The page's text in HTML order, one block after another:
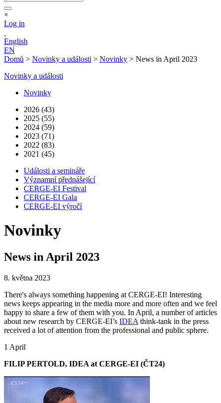
×
Log in
English
EN
Domů > Novinky a události > Novinky > News in April 2023
Novinky a události
Novinky
2026 (43)
2025 (55)
2024 (59)
2023 (71)
2022 (83)
2021 (45)
Události a semináře
Významní přednášející
CERGE-EI Festival
CERGE-EI Gala
CERGE-EI výročí
Novinky
News in April 2023
8. května 2023
There's always something happening at CERGE-EI! Interesting
news keeps appearing in the media more and more often and we feel
happy to share a few of them with you. In April, a number of articles
about new research by CERGE-EI’s IDEA think-tank in the press
received a lot of attention from the professional and public sphere.
1 April
FILIP PERTOLD, IDEA at CERGE-EI (ČT24)